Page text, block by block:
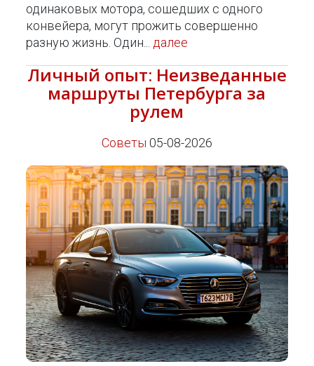
одинаковых мотора, сошедших с одного
конвейера, могут прожить совершенно
разную жизнь. Один... далее
Личный опыт: Неизведанные
маршруты Петербурга за
рулем
Советы 05-08-2026